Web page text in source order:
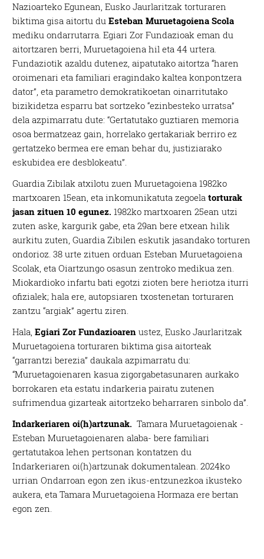
Nazioarteko Egunean, Eusko Jaurlaritzak torturaren
biktima gisa aitortu duEsteban Muruetagoiena Scola
mediku ondarrutarra. Egiari Zor Fundazioak eman du
aitortzaren berri, Muruetagoiena hil eta 44 urtera.
Fundaziotik azaldu dutenez, aipatutako aitortza “haren
oroimenari eta familiari eragindako kaltea konpontzera
dator”, eta parametro demokratikoetan oinarritutako
bizikidetza esparru bat sortzeko “ezinbesteko urratsa”
dela azpimarratu dute: “Gertatutako guztiaren memoria
osoa bermatzeaz gain, horrelako gertakariak berriro ez
gertatzeko bermea ere eman behar du, justiziarako
eskubidea ere desblokeatu”.
Guardia Zibilak atxilotu zuen Muruetagoiena 1982ko
martxoaren 15ean, eta inkomunikatuta zegoelatorturak
jasan zituen 10 egunez. 1982ko martxoaren 25ean utzi
zuten aske, kargurik gabe, eta 29an bere etxean hilik
aurkitu zuten, Guardia Zibilen eskutik jasandako torturen
ondorioz. 38 urte zituen orduan Esteban Muruetagoiena
Scolak, eta Oiartzungo osasun zentroko medikua zen.
Miokardioko infartu bati egotzi zioten bere heriotza iturri
ofizialek; hala ere, autopsiaren txostenetan torturaren
zantzu “argiak” agertu ziren.
Hala,Egiari Zor Fundazioaren ustez, Eusko Jaurlaritzak
Muruetagoiena torturaren biktima gisa aitorteak
“garrantzi berezia” daukala azpimarratu du:
“Muruetagoienaren kasua zigorgabetasunaren aurkako
borrokaren eta estatu indarkeria pairatu zutenen
sufrimendua gizarteak aitortzeko beharraren sinbolo da”.
Indarkeriaren oi(h)artzunak. Tamara Muruetagoienak -
Esteban Muruetagoienaren alaba- bere familiari
gertatutakoa lehen pertsonan kontatzen du
Indarkeriaren oi(h)artzunak dokumentalean. 2024ko
urrian Ondarroan egon zen ikus-entzunezkoa ikusteko
aukera, eta Tamara Muruetagoiena Hormaza ere bertan
egon zen.